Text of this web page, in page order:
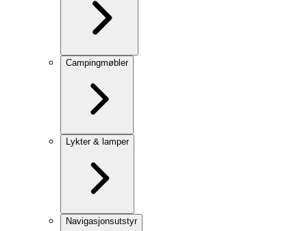
Campingmøbler
Lykter & lamper
Navigasjonsutstyr